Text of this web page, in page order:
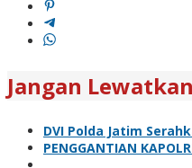
Jangan Lewatkan
DVI Polda Jatim
PENGGANTIAN